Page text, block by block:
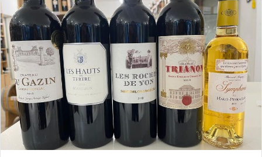
n
m
a
i